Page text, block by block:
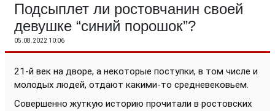
Подсыплет ли ростовчанин своей
девушке “синий порошок”?
05.08.2022 10:06
21-й век на дворе, а некоторые поступки, в том числе и
молодых людей, отдают какими-то средневековьем.
Совершенно жуткую историю прочитали в ростовских